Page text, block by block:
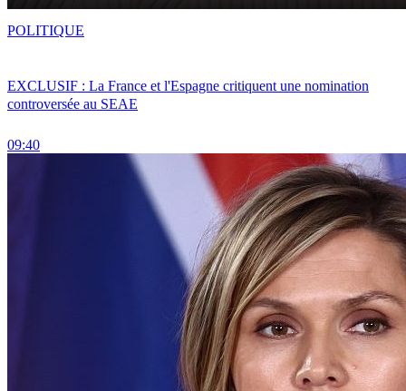
EXCLUSIF : La France et l'Espagne critiquent une nomination
controversée au SEAE
09:40
POLITIQUE